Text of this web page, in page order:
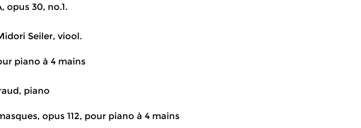
opus 30, no.1.
Seiler, viool.
piano à 4 mains
piano
opus 112, pour piano à 4 mains